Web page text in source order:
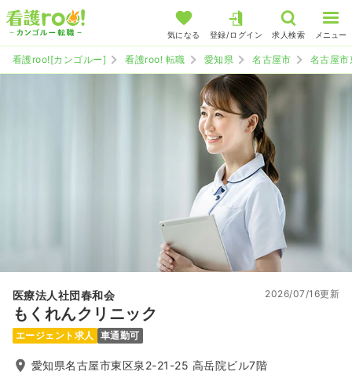
気になる 登録/ログイン 求人検索 メニュー
看護roo![カンゴルー] 看護roo! 転職 愛知県 名古屋市 名古屋市
医療法人社団春和会
もくれんクリニック
2026/07/16更新
エージェント求人 車通勤可
愛知県名古屋市東区泉2-21-25 高岳院ビル7階